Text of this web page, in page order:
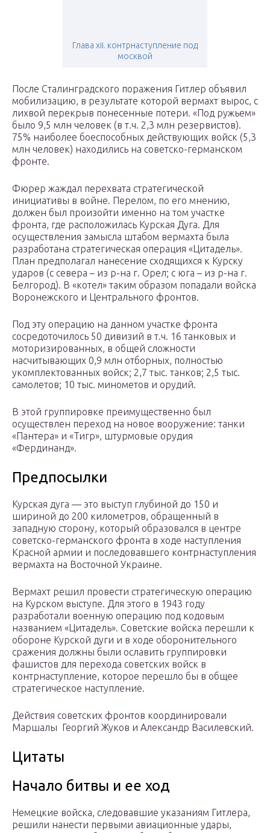
Глава xii. контрнаступление под
москвой
После Сталинградского поражения Гитлер объявил
мобилизацию, в результате которой вермахт вырос, с
лихвой перекрыв понесенные потери. «Под ружьем»
было 9,5 млн человек (в т.ч. 2,3 млн резервистов).
75% наиболее боеспособных действующих войск (5,3
млн человек) находились на советско-германском
фронте.
Фюрер жаждал перехвата стратегической
инициативы в войне. Перелом, по его мнению,
должен был произойти именно на том участке
фронта, где расположилась Курская Дуга. Для
осуществления замысла штабом вермахта была
разработана стратегическая операция «Цитадель».
План предполагал нанесение сходящихся к Курску
ударов (с севера – из р-на г. Орел; с юга – из р-на г.
Белгород). В «котел» таким образом попадали войска
Воронежского и Центрального фронтов.
Под эту операцию на данном участке фронта
сосредоточилось 50 дивизий в т.ч. 16 танковых и
моторизированных, в общей сложности
насчитывающих 0,9 млн отборных, полностью
укомплектованных войск; 2,7 тыс. танков; 2,5 тыс.
самолетов; 10 тыс. минометов и орудий.
В этой группировке преимущественно был
осуществлен переход на новое вооружение: танки
«Пантера» и «Тигр», штурмовые орудия
«Фердинанд».
Предпосылки
Курская дуга — это выступ глубиной до 150 и
шириной до 200 километров, обращенный в
западную сторону, который образовался в центре
советско-германского фронта в ходе наступления
Красной армии и последовавшего контрнаступления
вермахта на Восточной Украине.
Вермахт решил провести стратегическую операцию
на Курском выступе. Для этого в 1943 году
разработали военную операцию под кодовым
названием «Цитадель». Советские войска перешли к
обороне Курской дуги и в ходе оборонительного
сражения должны были ославить группировки
фашистов для перехода советских войск в
контрнаступление, которое перешло бы в общее
стратегическое наступление.
Действия советских фронтов координировали
Маршалы Георгий Жуков и Александр Василевский.
Цитаты
Начало битвы и ее ход
Немецкие войска, следовавшие указаниям Гитлера,
решили нанести первыми авиационные удары,